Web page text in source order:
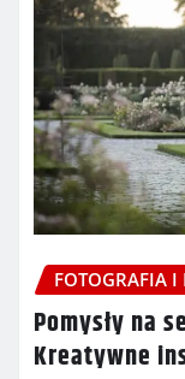
FOTOGRAFIA
Pomysły na
Kreatywne